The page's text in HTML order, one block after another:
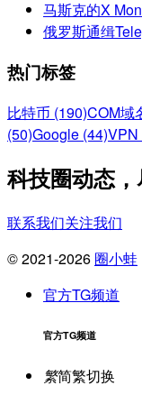
马斯克的X
俄罗斯通缉
热门标签
比特币 (190)COM域
(50)Google (44)VPN
科技圈动态
联系我们关注我们
© 2021-2026 圈小蛙
官方TG频道
官方TG频道
繁简繁切换